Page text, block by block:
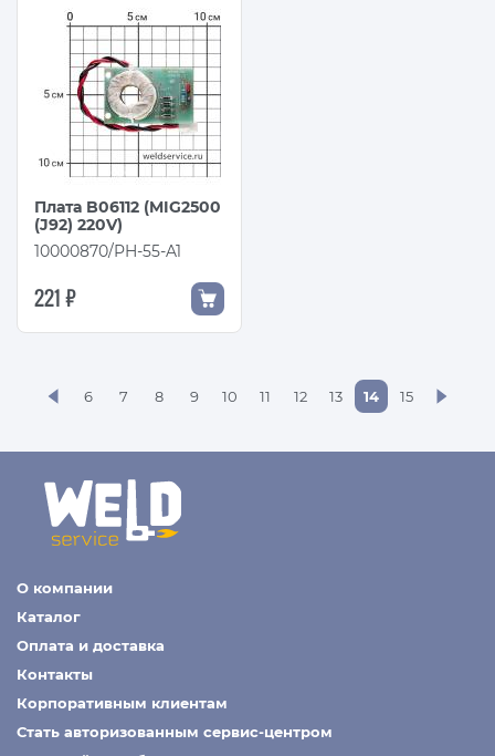
Плата B06112 (MIG2500
(J92) 220V)
10000870/PH-55-A1
221 ₽
6 7 8 9 10 11 12 13 14 15
О компании
Каталог
Оплата и доставка
Контакты
Корпоративным клиентам
Стать авторизованным сервис-центром